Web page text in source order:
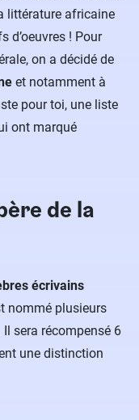
littérature africaine
d’oeuvres ! Pour
on a décidé de
et notamment à
pour toi, une liste
ont marqué
de la
écrivains
nommé plusieurs
Il sera récompensé 6
une distinction